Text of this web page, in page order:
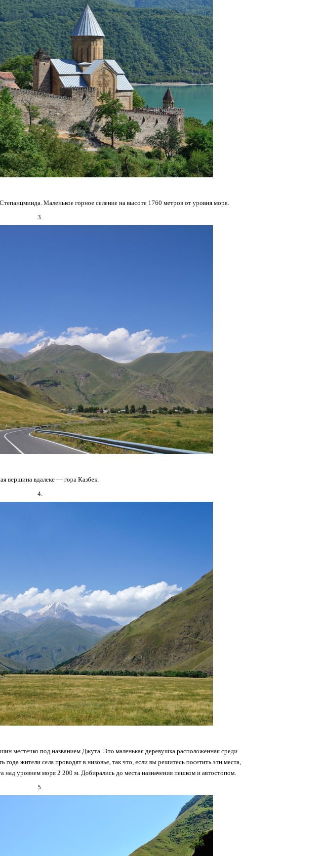
Маленькое горное селение на высоте 1760 метров от уровня моря.
3.
вершина вдалеке — гора Казбек.
4.
местечко под названием Джута. Это маленькая деревушка расположенная среди
жители села проводят в низовье, так что, если вы решитесь посетить эти места,
над уровнем моря 2 200 м. Добирались до места назначения пешком и автостопом.
5.